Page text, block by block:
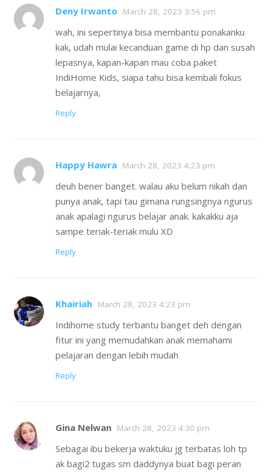
Deny Irwanto March 28, 2023 3:56 pm
wah, ini sepertinya bisa membantu ponakanku
kak, udah mulai kecanduan game di hp dan susah
lepasnya, kapan-kapan mau coba paket
IndiHome Kids, siapa tahu bisa kembali fokus
belajarnya,
Reply
Happy Hawra March 28, 2023 4:23 pm
deuh bener banget. walau aku belum nikah dan
punya anak, tapi tau gimana rungsingnya ngurus
anak apalagi ngurus belajar anak. kakakku aja
sampe teriak-teriak mulu XD
Reply
Khairiah March 28, 2023 4:23 pm
Indihome study terbantu banget deh dengan
fitur ini yang memudahkan anak memahami
pelajaran dengan lebih mudah
Reply
Gina Nelwan March 28, 2023 4:30 pm
Sebagai ibu bekerja waktuku jg terbatas loh tp
ak bagi2 tugas sm daddynya buat bagi peran